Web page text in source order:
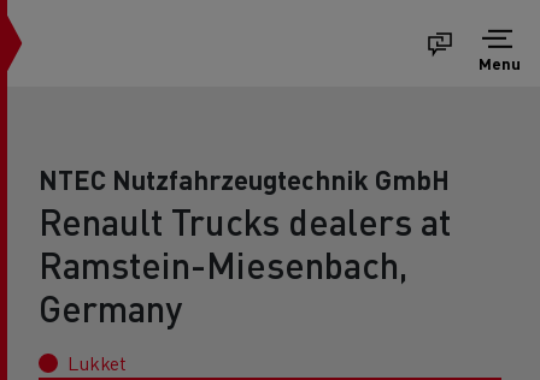
Menu
NTEC Nutzfahrzeugtechnik GmbH
Renault Trucks dealers at
Ramstein-Miesenbach,
Germany
Lukket